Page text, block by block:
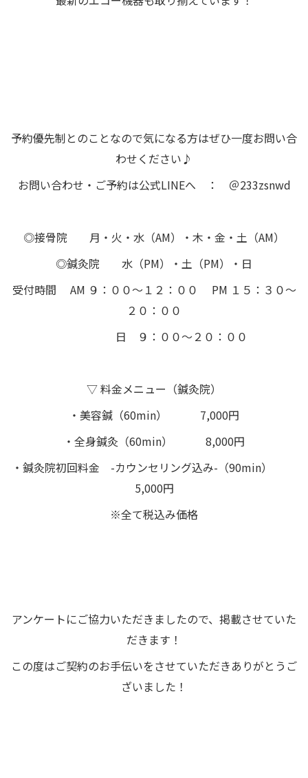
予約優先制とのことなので気になる方はぜひ一度お問い合
わせください♪
お問い合わせ・ご予約は公式LINEへ ： ＠233zsnwd
◎接骨院 月・火・水（AM）・木・金・土（AM）
◎鍼灸院 水（PM）・土（PM）・日
受付時間 AM ９：００～１２：００ PM １５：３０～
２０：００
日 ９：００～２０：００
▽ 料金メニュー（鍼灸院）
・美容鍼（60min） 7,000円
・全身鍼灸（60min） 8,000円
・鍼灸院初回料金 -カウンセリング込み-（90min）
5,000円
※全て税込み価格
アンケートにご協力いただきましたので、掲載させていた
だきます！
この度はご契約のお手伝いをさせていただきありがとうご
ざいました！